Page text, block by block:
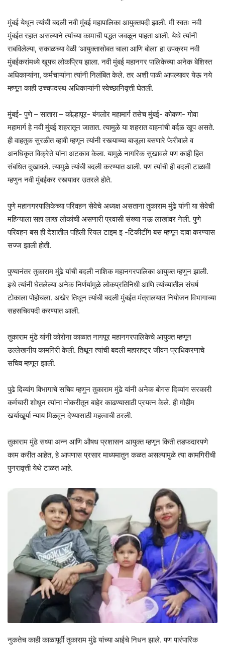
मुंबई येथून त्यांची बदली नवी मुंबई महापालिका आयुक्तपदी झाली. मी स्वतः नवी
मुंबईत रहात असल्याने त्यांच्या कामाची पद्धत जवळून पाहता आली. येथे त्यांनी
राबविलेल्या, सकाळच्या वेळी ‘आयुक्तासोबत चाला आणि बोला’ हा उपक्रम नवी
मुंबईकरांमध्ये खूपच लोकप्रिय झाला. नवी मुंबई महानगर पालिकेच्या अनेक बेशिस्त
अधिकाऱ्यांना, कर्मचाऱ्यांना त्यांनी निलंबित केले. तर अशी पाळी आपल्यावर येऊ नये
म्हणून काही उच्चपदस्थ अधिकाऱ्यांनी स्वेच्छानिवृत्ती घेतली.
मुंबई- पुणे – सातारा – कोल्हापूर- बंगलोर महामार्ग तसेच मुंबई- कोकण- गोवा
महामार्ग हे नवी मुंबई शहरातून जातात. त्यामुळे या शहरात वाहनांची वर्दळ खूप असते.
ही वाहतुक सुरळीत व्हावी म्हणून त्यांनी रस्त्याच्या बाजूला बसणारे फेरीवाले व
अनधिकृत विक्रेते यांना अटकाव केला. यामुळे नागरिक सुखावले पण काही हित
संबधित दुखावले. त्यामुळे त्यांची बदली करण्यात आली. पण त्यांची ही बदली टाळावी
म्हणुन नवी मुंबईकर रस्त्यावर उतरले होते.
पुणे महानगरपालिकेच्या परिवहन सेवेचे अध्यक्ष असताना तुकाराम मुंढे यांनी या सेवेची
महिन्याला सहा लाख लोकांची असणारी प्रवासी संख्या नऊ लाखांवर नेली. पुणे
परिवहन बस ही देशातील पहिली रियल टाइम इ -टिकीटींग बस म्हणून दावा करण्यास
सज्ज झाली होती.
पुण्यानंतर तुकाराम मुंढे यांची बदली नाशिक महानगरपालिका आयुक्त म्हणुन झाली.
इथे त्यांनी घेतलेल्या अनेक निर्णयांमुळे लोकप्रतिनिधी आणि त्यांच्यातील संघर्ष
टोकाला पोहोचला. अखेर तिथून त्यांची बदली मुंबईत मंत्रालयात नियोजन विभागाच्या
सहसचिवपदी करण्यात आली.
तुकाराम मुंढे यांनी कोरोना काळात नागपूर महानगरपालिकेचे आयुक्त म्हणून
उल्लेखनीय कामगिरी केली. तिथून त्यांची बदली महाराष्ट्र जीवन प्राधिकरणाचे
सचिव म्हणून झाली.
पुढे दिव्यांग विभागाचे सचिव म्हणुन तुकाराम मुंढे यांनी अनेक बोगस दिव्यांग सरकारी
कर्मचारी शोधून त्यांना नोकरीतून बाहेर काढण्यासाठी प्रयत्न केले. ही मोहीम
खर्याखूर्या न्याय मिळवून देण्यासाठी महत्वाची ठरली.
तुकाराम मुंढे सध्या अन्न आणि औषध प्रशासन आयुक्त म्हणून किती तडफदारपणे
काम करीत आहेत, हे आपणास प्रसार माध्यमातुन कळत असल्यामुळे त्या कामगिरीची
पुनरावृत्ती येथे टाळत आहे.
नुकतेच काही काळापूर्वी तुकाराम मुंढे यांच्या आईचे निधन झाले. पण पारंपारिक